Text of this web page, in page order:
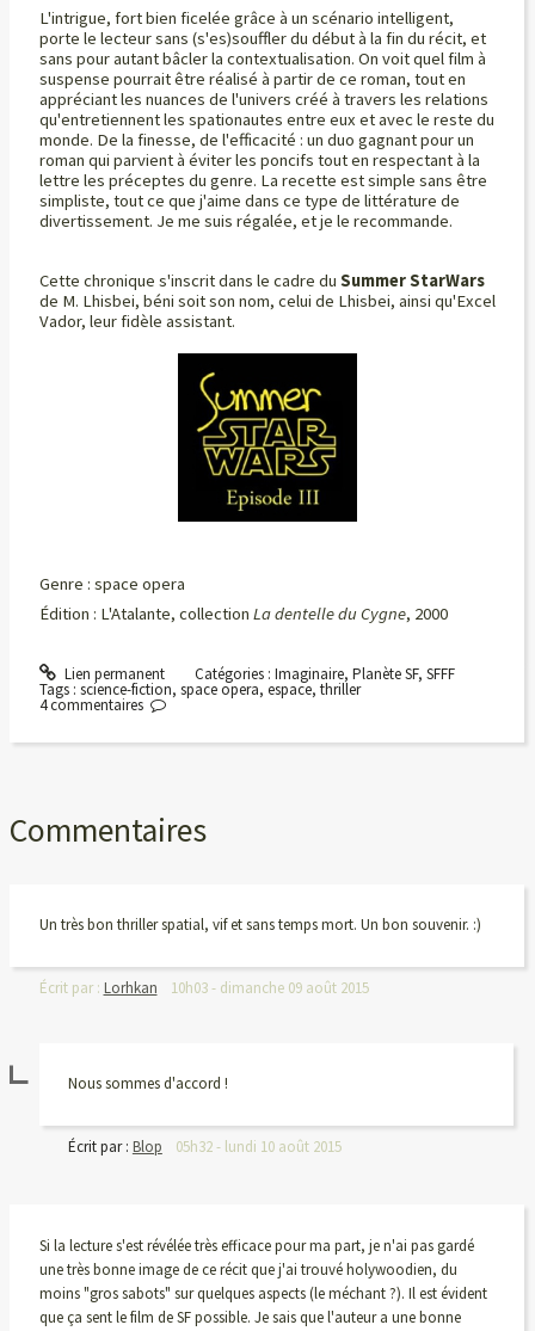
L'intrigue, fort bien ficelée grâce à un scénario intelligent,
porte le lecteur sans (s'es)souffler du début à la fin du récit, et
sans pour autant bâcler la contextualisation. On voit quel film à
suspense pourrait être réalisé à partir de ce roman, tout en
appréciant les nuances de l'univers créé à travers les relations
qu'entretiennent les spationautes entre eux et avec le reste du
monde. De la finesse, de l'efficacité : un duo gagnant pour un
roman qui parvient à éviter les poncifs tout en respectant à la
lettre les préceptes du genre. La recette est simple sans être
simpliste, tout ce que j'aime dans ce type de littérature de
divertissement. Je me suis régalée, et je le recommande.
Cette chronique s'inscrit dans le cadre du Summer StarWars
de M. Lhisbei, béni soit son nom, celui de Lhisbei, ainsi qu'Excel
Vador, leur fidèle assistant.
Genre : space opera
Édition : L'Atalante, collection La dentelle du Cygne, 2000
Lien permanent Catégories : Imaginaire, Planète SF, SFFF
Tags : science-fiction, space opera, espace, thriller
4 commentaires
Commentaires
Un très bon thriller spatial, vif et sans temps mort. Un bon souvenir. :)
Écrit par : Lorhkan 10h03- dimanche 09 août 2015
Nous sommes d'accord !
Écrit par : Blop 05h32- lundi 10 août 2015
Si la lecture s'est révélée très efficace pour ma part, je n'ai pas gardé
une très bonne image de ce récit que j'ai trouvé holywoodien, du
moins "gros sabots" sur quelques aspects (le méchant ?). Il est évident
que ça sent le film de SF possible. Je sais que l'auteur a une bonne